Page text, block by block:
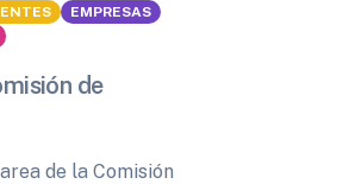
EMPRESAS
de
de la Comisión